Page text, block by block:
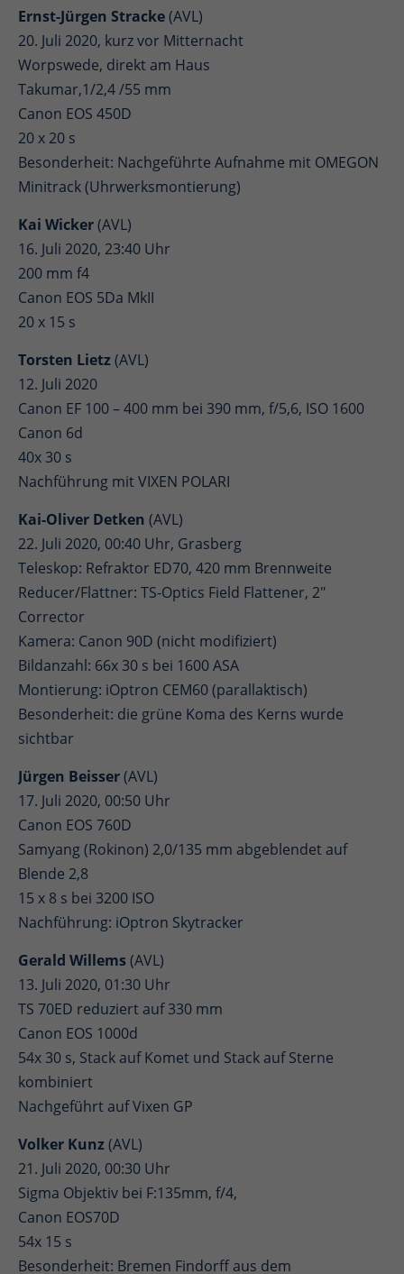
Ernst-Jürgen Stracke(AVL)
20. Juli 2020, kurz vor Mitternacht
Worpswede, direkt am Haus
Takumar,1/2,4 /55 mm
Canon EOS 450D
20 x 20 s
Besonderheit: Nachgeführte Aufnahme mit OMEGON
Minitrack (Uhrwerksmontierung)
Kai Wicker(AVL)
16. Juli 2020, 23:40 Uhr
200 mm f4
Canon EOS 5Da MkII
20 x 15 s
Torsten Lietz(AVL)
12. Juli 2020
Canon EF 100 – 400 mm bei 390 mm, f/5,6, ISO 1600
Canon 6d
40x 30 s
Nachführung mit VIXEN POLARI
Kai-Oliver Detken (AVL)
22. Juli 2020, 00:40 Uhr, Grasberg
Teleskop: Refraktor ED70, 420 mm Brennweite
Reducer/Flattner: TS-Optics Field Flattener, 2"
Corrector
Kamera: Canon 90D (nicht modifiziert)
Bildanzahl: 66x 30 s bei 1600 ASA
Montierung: iOptron CEM60 (parallaktisch)
Besonderheit: die grüne Koma des Kerns wurde
sichtbar
Jürgen Beisser(AVL)
17. Juli 2020, 00:50 Uhr
Canon EOS 760D
Samyang (Rokinon) 2,0/135 mm abgeblendet auf
Blende 2,8
15 x 8 s bei 3200 ISO
Nachführung: iOptron Skytracker
Gerald Willems(AVL)
13. Juli 2020, 01:30 Uhr
TS 70ED reduziert auf 330 mm
Canon EOS 1000d
54x 30 s, Stack auf Komet und Stack auf Sterne
kombiniert
Nachgeführt auf Vixen GP
Volker Kunz(AVL)
21. Juli 2020, 00:30 Uhr
Sigma Objektiv bei F:135mm, f/4,
Canon EOS70D
54x 15 s
Besonderheit: Bremen Findorff aus dem